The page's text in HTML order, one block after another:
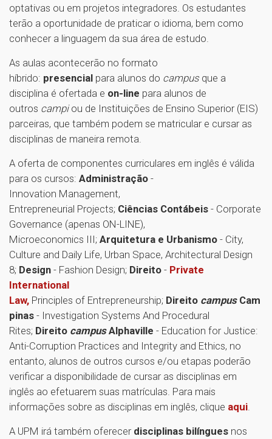
optativas ou em projetos integradores. Os estudantes
terão a oportunidade de praticar o idioma, bem como
conhecer a linguagem da sua área de estudo.
As aulas acontecerão no formato
híbrido: presencial para alunos do campus que a
disciplina é ofertada e on-line para alunos de
outros campiou de Instituições de Ensino Superior (EIS)
parceiras, que também podem se matricular e cursar as
disciplinas de maneira remota.
A oferta de componentes curriculares em inglês é válida
para os cursos: Administração -
Innovation Management,
Entrepreneurial Projects; Ciências Contábeis - Corporate
Governance (apenas ON-LINE),
Microeconomics III; Arquitetura e Urbanismo - City,
Culture and Daily Life, Urban Space, Architectural Design
8; Design - Fashion Design; Direito - Private
International
Law, Principles of Entrepreneurship; Direito campus Cam
pinas - Investigation Systems And Procedural
Rites; Direito campusAlphaville - Education for Justice:
Anti-Corruption Practices and Integrity and Ethics, no
entanto, alunos de outros cursos e/ou etapas poderão
verificar a disponibilidade de cursar as disciplinas em
inglês ao efetuarem suas matrículas. Para mais
informações sobre as disciplinas em inglês, clique aqui.
A UPM irá também oferecer disciplinas bilíngues nos